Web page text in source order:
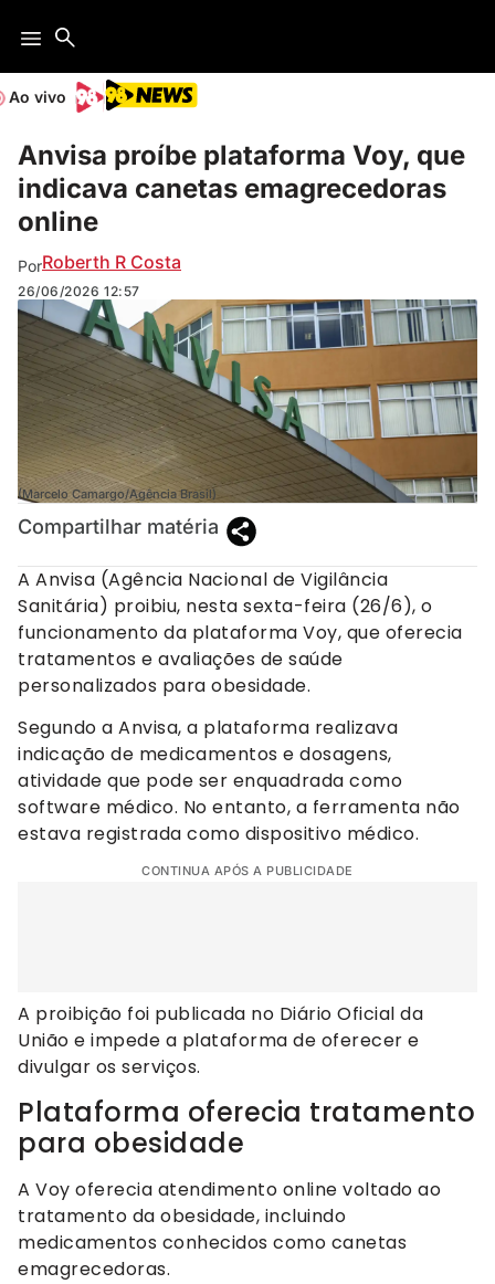
Ao vivo
Anvisa proíbe plataforma Voy, que
indicava canetas emagrecedoras
online
PorRoberth R Costa
26/06/2026 12:57
(Marcelo Camargo/Agência Brasil)
Compartilhar matéria
A Anvisa (Agência Nacional de Vigilância
Sanitária) proibiu, nesta sexta-feira (26/6), o
funcionamento da plataforma Voy, que oferecia
tratamentos e avaliações de saúde
personalizados para obesidade.
Segundo a Anvisa, a plataforma realizava
indicação de medicamentos e dosagens,
atividade que pode ser enquadrada como
software médico. No entanto, a ferramenta não
estava registrada como dispositivo médico.
CONTINUA APÓS A PUBLICIDADE
A proibição foi publicada no Diário Oficial da
União e impede a plataforma de oferecer e
divulgar os serviços.
Plataforma oferecia tratamento
para obesidade
A Voy oferecia atendimento online voltado ao
tratamento da obesidade, incluindo
medicamentos conhecidos como canetas
emagrecedoras.